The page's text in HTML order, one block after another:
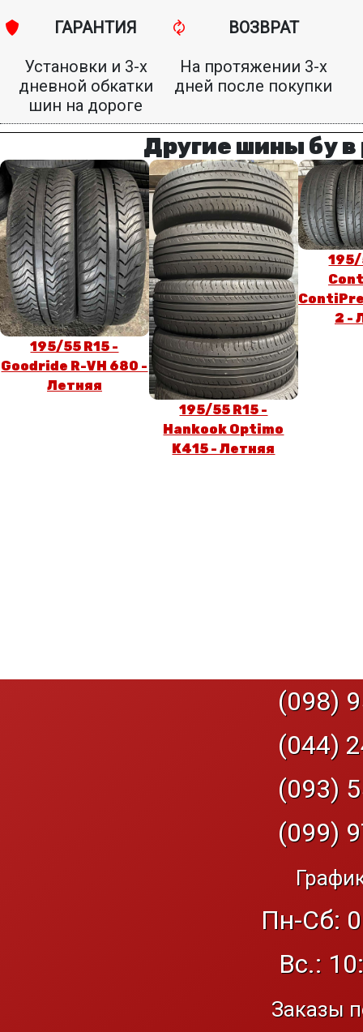
ГАРАНТИЯ
Установки и 3-х
дневной обкатки
шин на дороге
ВОЗВРАТ
На протяжении 3-х
дней после покупки
Другие шины бу в
195/55 R15 -
Goodride R-VH 680 -
Летняя
195/55 R15 -
Hankook Optimo
K415 - Летняя
195/
2 -
(098)
(044)
(093)
(099)
Пн-Сб:
Вс.:
Заказы